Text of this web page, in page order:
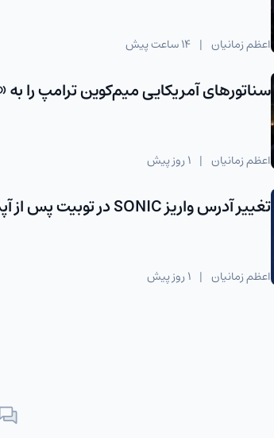
اعظم زمانیان | 14 ساعت پیش
سناتورهای آمریکایی میم‌کوین ترامپ را
اعظم زمانیان | 1 روز پیش
تغییر آدرس واریز SONIC در توبیت پس از آپدیت شبکه
اعظم زمانیان | 1 روز پیش